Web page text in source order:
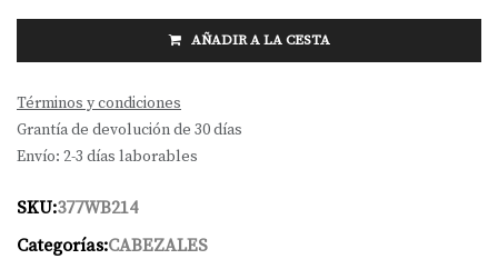
AÑADIR A LA CESTA
Términos y condiciones
Grantía de devolución de 30 días
Envío: 2-3 días laborables
SKU:377WB214
Categorías:CABEZALES